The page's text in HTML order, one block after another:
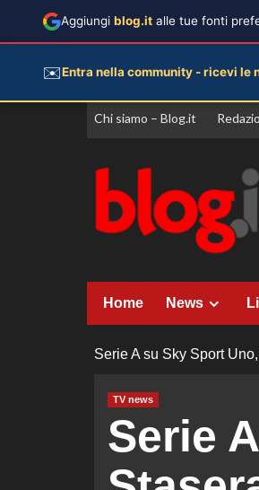
Vai
Chi siamo – Blog.it
Home News
Serie A su Sky Sport
TV news
Serie
Aggiungi blog.it alle tue fonti
✉️Entra nella community - ricevi le